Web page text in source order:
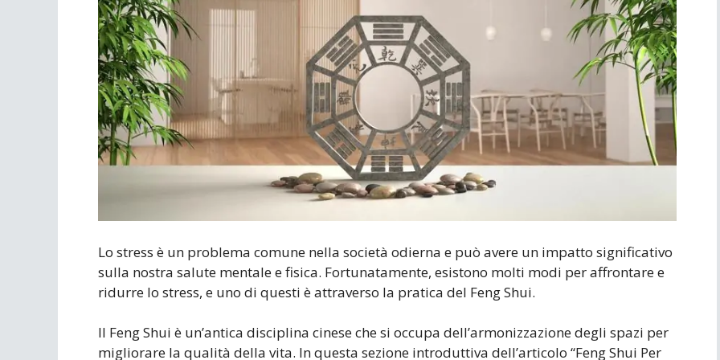
Simboli
Stagioni Ufficio
Lo stress è un problema comune nella società odierna e può avere un impatto significativo
sulla nostra salute mentale e fisica. Fortunatamente, esistono molti modi per affrontare e
ridurre lo stress, e uno di questi è attraverso la pratica del Feng Shui.
Il Feng Shui è un’antica disciplina cinese che si occupa dell’armonizzazione degli spazi per
migliorare la qualità della vita. In questa sezione introduttiva dell’articolo “Feng Shui Per